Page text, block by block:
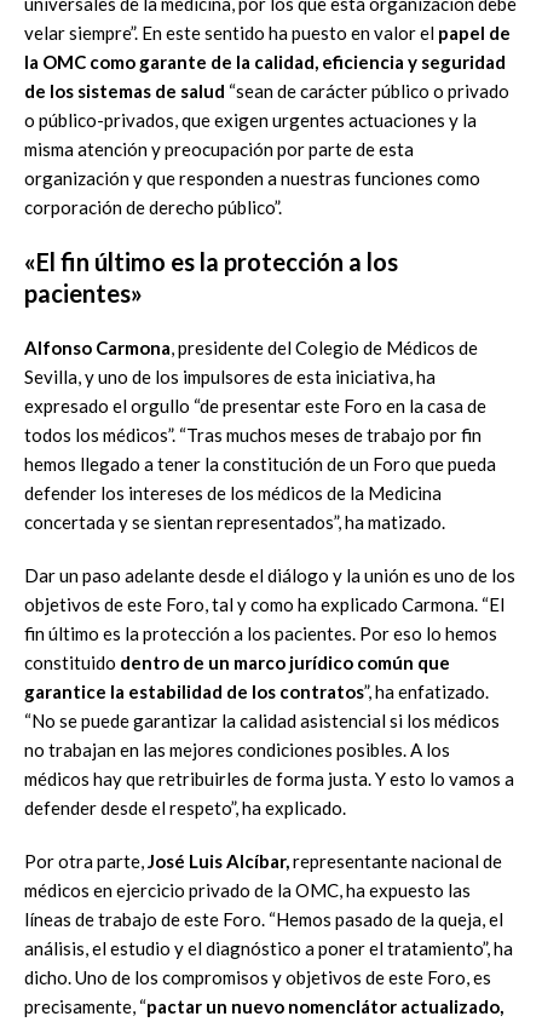
velar siempre”. En este sentido ha puesto en valor el papel de
la OMC como garante de la calidad, eficiencia y seguridad
de los sistemas de salud “sean de carácter público o privado
o público-privados, que exigen urgentes actuaciones y la
misma atención y preocupación por parte de esta
organización y que responden a nuestras funciones como
corporación de derecho público”.
«El fin último es la protección a los
pacientes»
Alfonso Carmona, presidente del Colegio de Médicos de
Sevilla, y uno de los impulsores de esta iniciativa, ha
expresado el orgullo “de presentar este Foro en la casa de
todos los médicos”. “Tras muchos meses de trabajo por fin
hemos llegado a tener la constitución de un Foro que pueda
defender los intereses de los médicos de la Medicina
concertada y se sientan representados”, ha matizado.
Dar un paso adelante desde el diálogo y la unión es uno de los
objetivos de este Foro, tal y como ha explicado Carmona. “El
fin último es la protección a los pacientes. Por eso lo hemos
constituido dentro de un marco jurídico común que
garantice la estabilidad de los contratos”, ha enfatizado.
“No se puede garantizar la calidad asistencial si los médicos
no trabajan en las mejores condiciones posibles. A los
médicos hay que retribuirles de forma justa. Y esto lo vamos a
defender desde el respeto”, ha explicado.
Por otra parte,José Luis Alcíbar,representante nacional de
médicos en ejercicio privado de la OMC, ha expuesto las
líneas de trabajo de este Foro. “Hemos pasado de la queja, el
análisis, el estudio y el diagnóstico a poner el tratamiento”, ha
dicho. Uno de los compromisos y objetivos de este Foro, es
precisamente, “pactar un nuevo nomenclátor actualizado,